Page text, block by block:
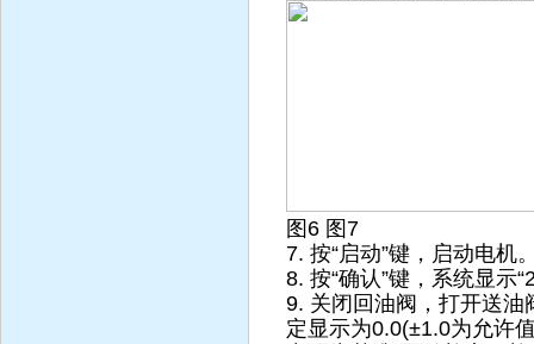
图6 图7
7. 按“启动”键，启动电机
8. 按“确认”键，系统显示
9. 关闭回油阀，打开送
定显示为0.0(±1.0为允许